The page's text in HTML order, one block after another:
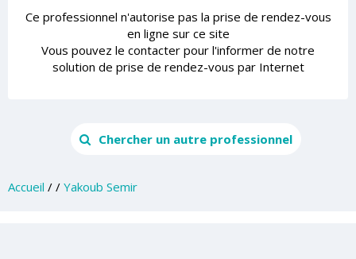
Ce professionnel n'autorise pas la prise de rendez-vous
en ligne sur ce site
Vous pouvez le contacter pour l'informer de notre
solution de prise de rendez-vous par Internet
Chercher un autre professionnel
Accueil / / Yakoub Semir